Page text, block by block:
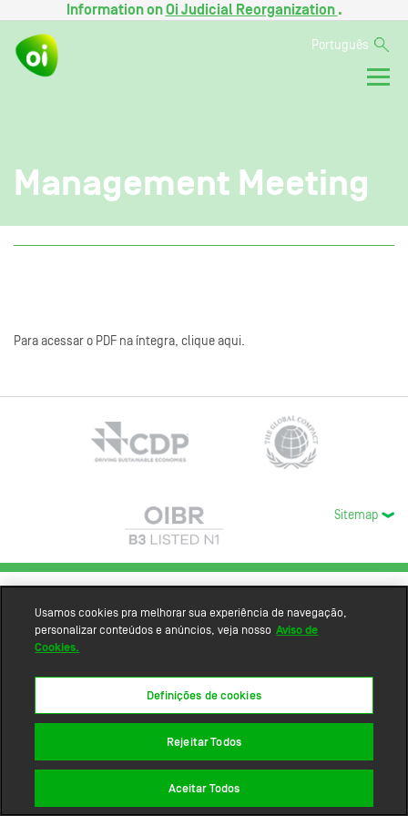
Information onOi Judicial Reorganization .
Português
Management Meeting
Para acessar o PDF na íntegra, clique aqui.
Sitemap
Usamos cookies pra melhorar sua experiência de navegação,
personalizar conteúdos e anúncios, veja nosso Aviso de
Cookies.
Definições de cookies
Rejeitar Todos
Aceitar Todos